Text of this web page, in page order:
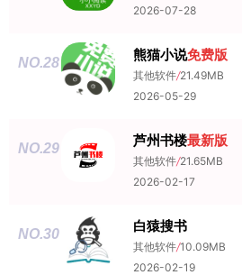
2026-07-28
NO.28 熊猫小说免费版
其他软件/21.49MB
2026-05-29
NO.29 芦州书楼最新版
其他软件/21.65MB
2026-02-17
NO.30 白猿搜书
其他软件/10.09MB
2026-02-19